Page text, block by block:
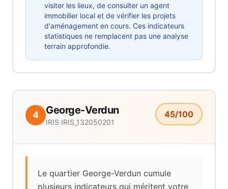
visiter les lieux, de consulter un agent
immobilier local et de vérifier les projets
d'aménagement en cours. Ces indicateurs
statistiques ne remplacent pas une analyse
terrain approfondie.
4 George-Verdun
IRIS IRIS_132050201
45/100
Le quartier George-Verdun cumule
plusieurs indicateurs qui méritent votre